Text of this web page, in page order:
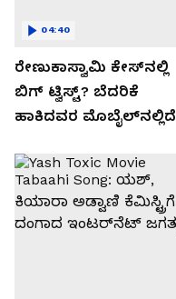
ರೇಣುಕಾಸ್ವಾಮಿ ಕೇಸ್‌ನಲ್ಲಿ
ಬಿಗ್ ಟ್ವಿಸ್ಟ್? ಬೆದರಿಕೆ
ಹಾಕಿದವರ ಮೊಬೈಲ್‌ನಲ್ಲಿದೆ
04:40